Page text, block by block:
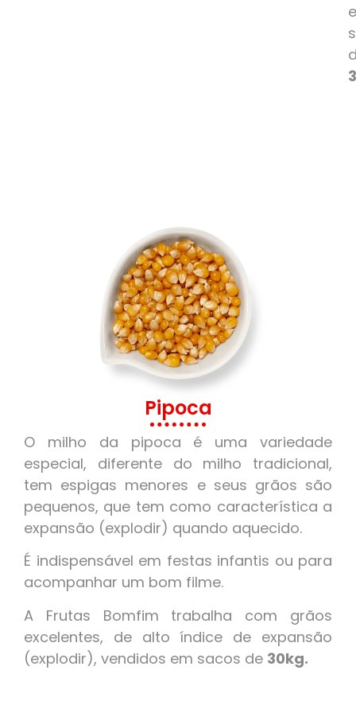
Pipoca
O milho da pipoca é uma variedade
especial, diferente do milho tradicional,
tem espigas menores e seus grãos são
pequenos, que tem como característica a
expansão (explodir) quando aquecido.
É indispensável em festas infantis ou para
acompanhar um bom filme.
A Frutas Bomfim trabalha com grãos
excelentes, de alto índice de expansão
(explodir), vendidos em sacos de 30kg.